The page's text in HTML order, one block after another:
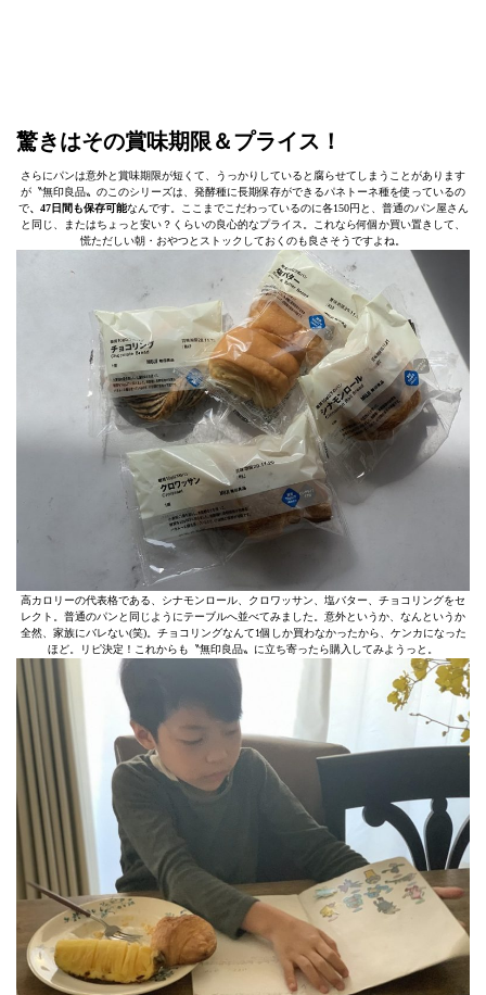
驚きはその賞味期限＆プライス！
さらにパンは意外と賞味期限が短くて、うっかりしていると腐らせてしまうことがあります
が〝無印良品〟のこのシリーズは、発酵種に長期保存ができるパネトーネ種を使っているの
で、47日間も保存可能なんです。ここまでこだわっているのに各150円と、普通のパン屋さん
と同じ、またはちょっと安い？くらいの良心的なプライス。これなら何個か買い置きして、
慌ただしい朝・おやつとストックしておくのも良さそうですよね。
高カロリーの代表格である、シナモンロール、クロワッサン、塩バター、チョコリングをセ
レクト。普通のパンと同じようにテーブルへ並べてみました。意外というか、なんというか
全然、家族にバレない(笑)。チョコリングなんて1個しか買わなかったから、ケンカになった
ほど。リピ決定！これからも〝無印良品〟に立ち寄ったら購入してみようっと。